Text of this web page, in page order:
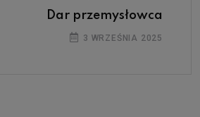
Dar przemysłowca
3 WRZEŚNIA 2025